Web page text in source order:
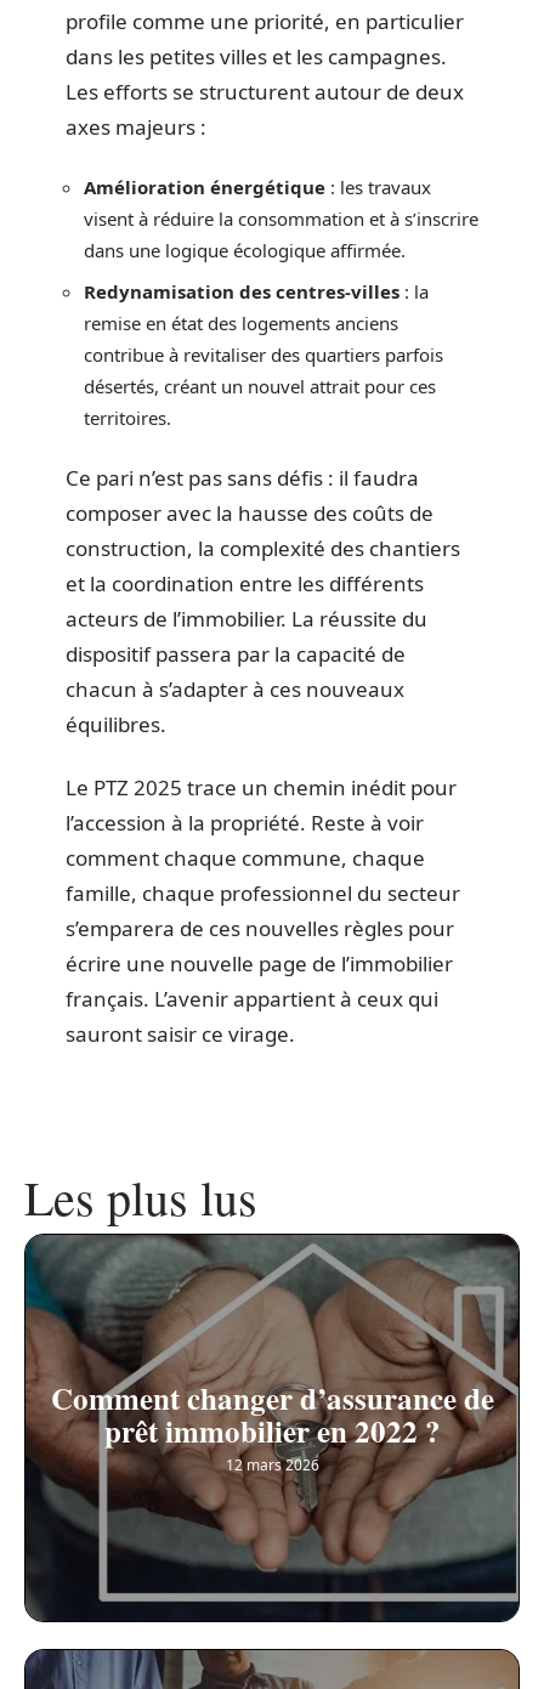
profile comme une priorité, en particulier
dans les petites villes et les campagnes.
Les efforts se structurent autour de deux
axes majeurs :
Amélioration énergétique : les travaux
visent à réduire la consommation et à s’inscrire
dans une logique écologique affirmée.
Redynamisation des centres-villes : la
remise en état des logements anciens
contribue à revitaliser des quartiers parfois
désertés, créant un nouvel attrait pour ces
territoires.
Ce pari n’est pas sans défis : il faudra
composer avec la hausse des coûts de
construction, la complexité des chantiers
et la coordination entre les différents
acteurs de l’immobilier. La réussite du
dispositif passera par la capacité de
chacun à s’adapter à ces nouveaux
équilibres.
Le PTZ 2025 trace un chemin inédit pour
l’accession à la propriété. Reste à voir
comment chaque commune, chaque
famille, chaque professionnel du secteur
s’emparera de ces nouvelles règles pour
écrire une nouvelle page de l’immobilier
français. L’avenir appartient à ceux qui
sauront saisir ce virage.
Les plus lus
Comment changer d’assurance de
prêt immobilier en 2022 ?
12 mars 2026